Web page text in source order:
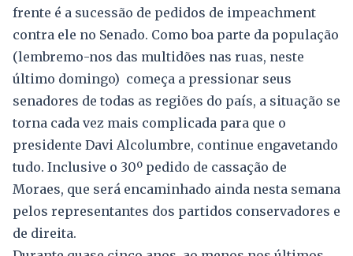
frente é a sucessão de pedidos de impeachment
contra ele no Senado. Como boa parte da população
(lembremo-nos das multidões nas ruas, neste
último domingo) começa a pressionar seus
senadores de todas as regiões do país, a situação se
torna cada vez mais complicada para que o
presidente Davi Alcolumbre, continue engavetando
tudo. Inclusive o 30º pedido de cassação de
Moraes, que será encaminhado ainda nesta semana
pelos representantes dos partidos conservadores e
de direita.